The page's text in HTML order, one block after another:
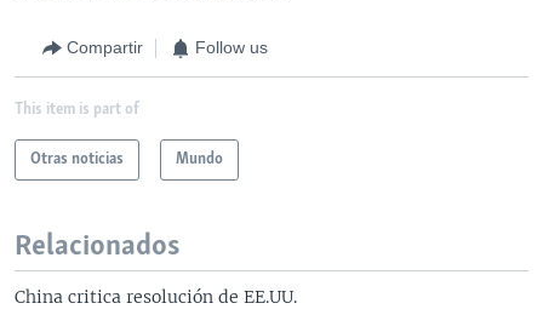
Compartir Follow us
This item is part of
Otras noticias Mundo
Relacionados
China critica resolución de EE.UU.